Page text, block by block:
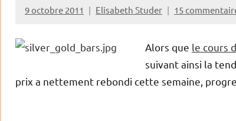
9 octobre 2011 Elisabeth Studer 15
Alors que le cours
suivant ainsi la
prix a nettement rebondi cette semaine,